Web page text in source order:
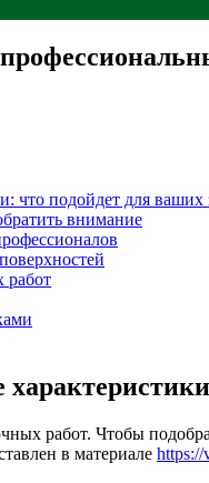
что подойдет для ваших
внимание
работ
работ. Чтобы
в материале https://